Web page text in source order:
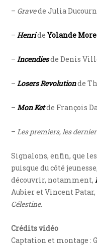
– Gravede Julia
–HenrideYolande
–Incendiesde Denis
–Losers Revolutionde
–Mon Ketde François
–Les premiers, les
Signalons, enfin, que
puisque du côté
découvrir, notamment,
Aubier et Vincent
Célestine.
Crédits vidéo
Captation et montage :